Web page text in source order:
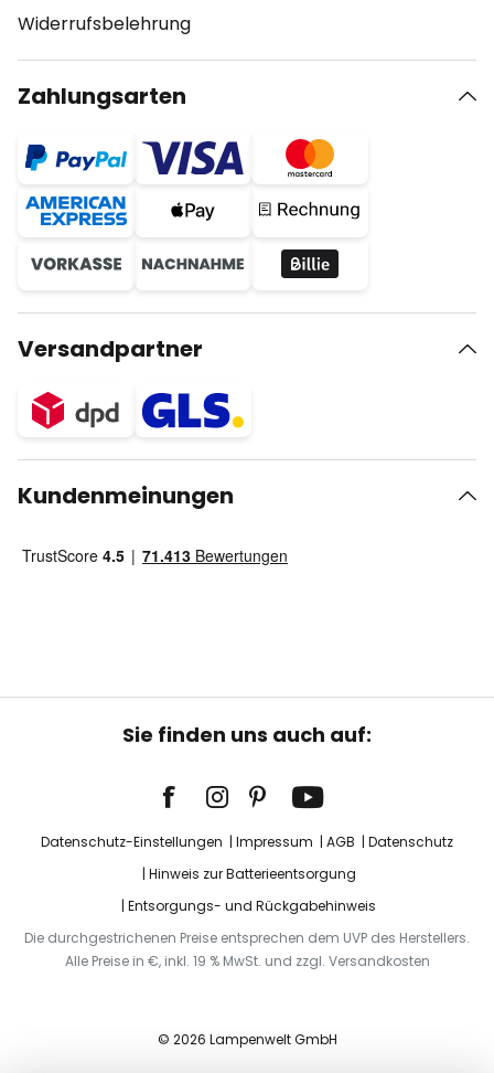
Widerrufsbelehrung
Zahlungsarten
Versandpartner
Kundenmeinungen
Sie finden uns auch auf:
Datenschutz-Einstellungen Impressum AGB
Datenschutz
Hinweis zur Batterieentsorgung
Entsorgungs- und Rückgabehinweis
Die durchgestrichenen Preise entsprechen dem UVP des Herstellers.
Alle Preise in €, inkl. 19 % MwSt. und zzgl. Versandkosten
© 2026 Lampenwelt GmbH